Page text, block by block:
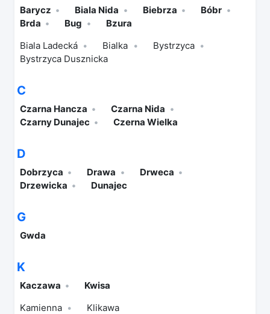
Barycz Biala Nida Biebrza
Bóbr
Brda
Bug
Bzura
Biala Ladecká
Bialka
Bystrzyca
Bystrzyca Dusznicka
C
Czarna Hancza
Czarna Nida
Czarny Dunajec
Czerna Wielka
D
Dobrzyca Drawa
Drweca
Drzewicka
Dunajec
G
Gwda
K
Kaczawa
Kwisa
Kamienna
Klikawa